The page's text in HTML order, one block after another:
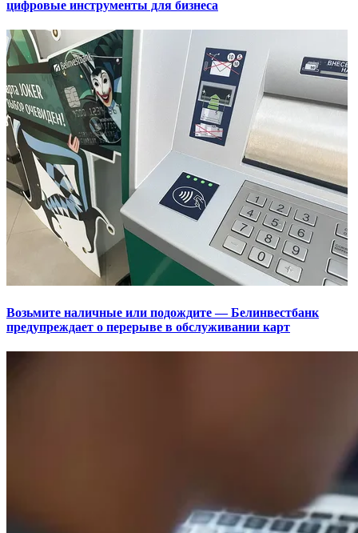
цифровые инструменты для бизнеса
Возьмите наличные или подождите — Белинвестбанк
предупреждает о перерыве в обслуживании карт